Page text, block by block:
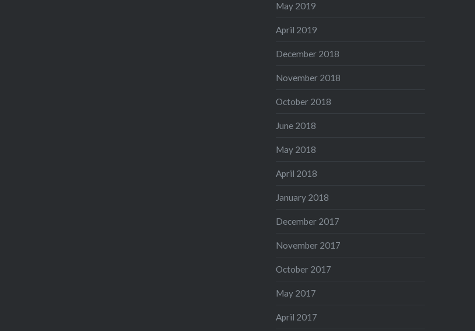
May 2019
April 2019
December 2018
November 2018
October 2018
June 2018
May 2018
April 2018
January 2018
December 2017
November 2017
October 2017
May 2017
April 2017